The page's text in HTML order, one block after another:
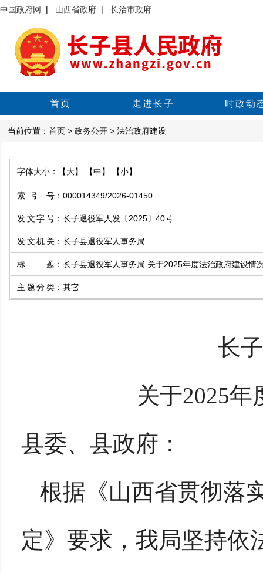
中国政府网 | 山西省政府 | 长治市政府
首页 走进长子 时政动
当前位置： 首页 > 政务公开 > 法治政府建设
字体大小： 【大】 【中】 【小】
索引号 ： 000014349/2026-01450
发文字号 ： 长子退役军人发〔2025〕40号
发文机关 ： 长子县退役军人事务局
标题 ： 长子县退役军人事务局 关于2025年度法治政府建设情
主题分类 ： 其它
长
关于2025年
县委、县政府：
根据《山西省贯彻落
定》要求，我局坚持依